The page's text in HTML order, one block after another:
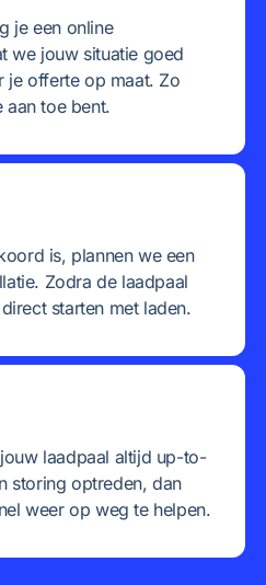
je een online
we jouw situatie goed
je offerte op maat. Zo
aan toe bent.
is, plannen we een
Zodra de laadpaal
starten met laden.
laadpaal altijd up-to-
storing optreden, dan
weer op weg te helpen.